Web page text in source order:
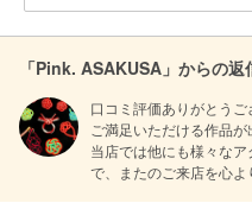
「Pink. ASAKUSA」からの返
口コミ評価ありがとうご
ご満足いただける作品が
当店では他にも様々な
で、またのご来店を心